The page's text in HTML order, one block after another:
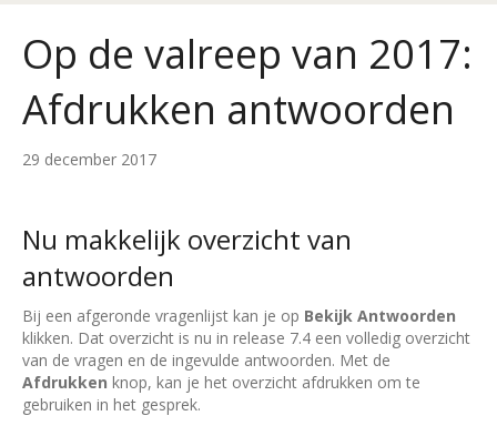
Op de valreep van 2017:
Afdrukken antwoorden
29 december 2017
Nu makkelijk overzicht van
antwoorden
Bij een afgeronde vragenlijst kan je op Bekijk Antwoorden
klikken. Dat overzicht is nu in release 7.4 een volledig overzicht
van de vragen en de ingevulde antwoorden. Met de
Afdrukken knop, kan je het overzicht afdrukken om te
gebruiken in het gesprek.